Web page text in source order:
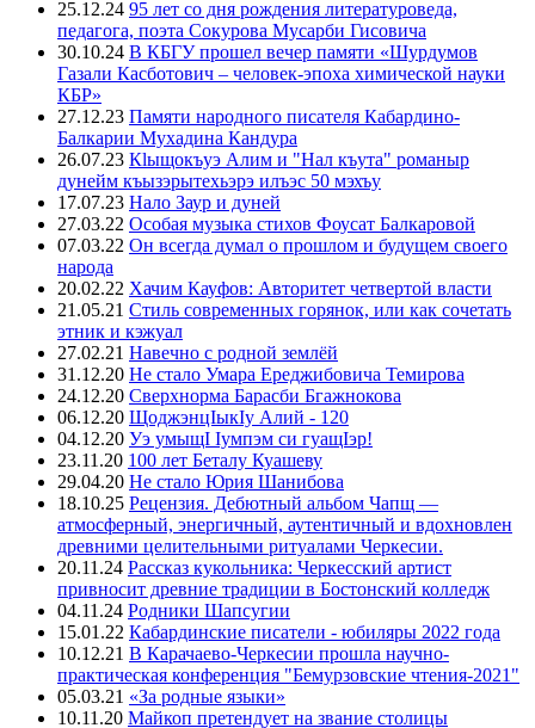
25.12.24 95 лет со дня рождения литературоведа,
педагога, поэта Сокурова Мусарби Гисовича
30.10.24 В КБГУ прошел вечер памяти «Шурдумов
Газали Касботович – человек-эпоха химической науки
КБР»
27.12.23 Памяти народного писателя Кабардино-
Балкарии Мухадина Кандура
26.07.23 Кlыщокъуэ Алим и "Нал къута" романыр
дунейм къызэрытехьэрэ илъэс 50 мэхъу
17.07.23 Нало Заур и дуней
27.03.22 Особая музыка стихов Фоусат Балкаровой
07.03.22 Он всегда думал о прошлом и будущем своего
народа
20.02.22 Хачим Кауфов: Авторитет четвертой власти
21.05.21 Стиль современных горянок, или как сочетать
этник и кэжуал
27.02.21 Навечно с родной землёй
31.12.20 Не стало Умара Ереджибовича Темирова
24.12.20 Сверхнорма Барасби Бгажнокова
06.12.20 ЩоджэнцIыкIу Алий - 120
04.12.20 Уэ умыщI Iумпэм си гуащIэр!
23.11.20 100 лет Беталу Куашеву
29.04.20 Не стало Юрия Шанибова
18.10.25 Рецензия. Дебютный альбом Чапщ —
атмосферный, энергичный, аутентичный и вдохновлен
древними целительными ритуалами Черкесии.
20.11.24 Рассказ кукольника: Черкесский артист
привносит древние традиции в Бостонский колледж
04.11.24 Родники Шапсугии
15.01.22 Кабардинские писатели - юбиляры 2022 года
10.12.21 В Карачаево-Черкесии прошла научно-
практическая конференция "Бемурзовские чтения-2021"
05.03.21 «За родные языки»
10.11.20 Майкоп претендует на звание столицы